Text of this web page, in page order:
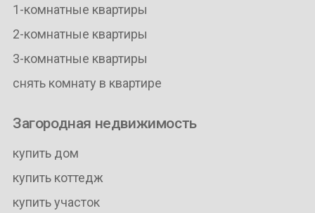
1-комнатные квартиры
2-комнатные квартиры
3-комнатные квартиры
снять комнату в квартире
Загородная недвижимость
купить дом
купить коттедж
купить участок